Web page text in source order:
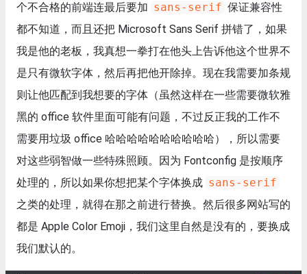
个不合格的前端连最后要加 sans-serif 保证兼容性
都不知道，而且还把 Microsoft Sans Serif 拼错了，如果
我是他的老板，我真想一拳打在他头上告诉他这个世界不
是只有微软字体，然后再把他开除掉。现在我需要加条规
则让他匹配到我想要的字体（虽然这样在一些需要微软雅
黑的 office 软件里面可能有问题，不过反正我的工作不
需要用垃圾 office 哈哈哈哈哈哈哈哈哈哈），所以需要
对这些弱智做一些特殊照顾。因为 Fontconfig 是按顺序
处理的，所以如果你想把某个字体换成 sans-serif
之类的处理，就得在那之前进行替换。然后很多网站写的
都是 Apple Color Emoji，我们这里自然是没有的，要换成
我们默认的。